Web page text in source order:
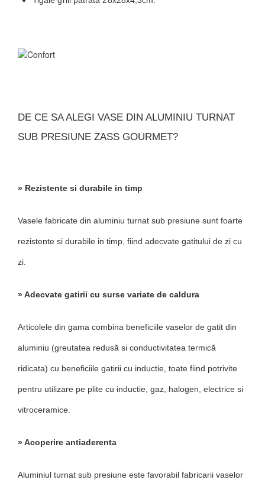
DE CE SA ALEGI VASE DIN ALUMINIU TURNAT
SUB PRESIUNE ZASS GOURMET?
» Rezistente si durabile in timp
Vasele fabricate din aluminiu turnat sub presiune sunt foarte
rezistente si durabile in timp, fiind adecvate gatitului de zi cu
zi.
» Adecvate gatirii cu surse variate de caldura
Articolele din gama combina beneficiile vaselor de gatit din
aluminiu (greutatea redusă si conductivitatea termică
ridicata) cu beneficiile gatirii cu inductie, toate fiind potrivite
pentru utilizare pe plite cu inductie, gaz, halogen, electrice si
vitroceramice.
» Acoperire antiaderenta
Aluminiul turnat sub presiune este favorabil fabricarii vaselor